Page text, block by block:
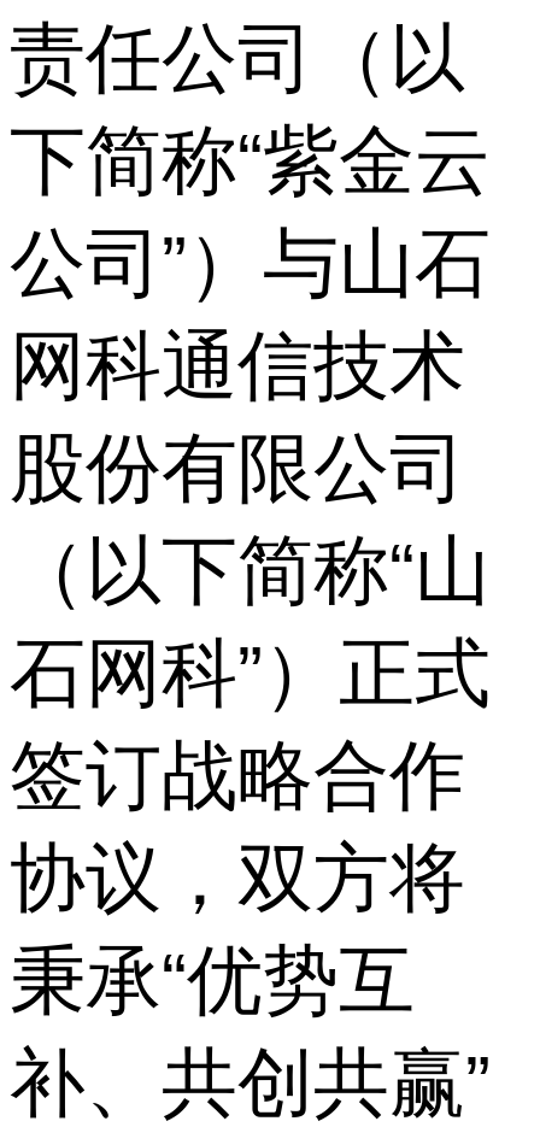
责任公司（以
下简称“紫金云
公司”）与山石
网科通信技术
股份有限公司
（以下简称“山
石网科”）正式
签订战略合作
协议，双方将
秉承“优势互
补、共创共赢”